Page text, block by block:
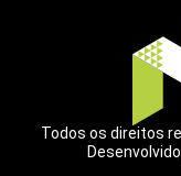
Todos os direitos